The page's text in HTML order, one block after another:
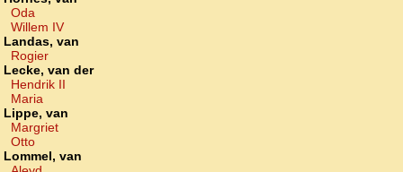
Oda
Willem IV
Landas, van
Rogier
Lecke, van der
Hendrik II
Maria
Lippe, van
Margriet
Otto
Lommel, van